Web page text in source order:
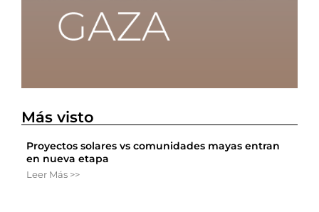
Más visto
Proyectos solares vs comunidades mayas entran
en nueva etapa
Leer Más >>